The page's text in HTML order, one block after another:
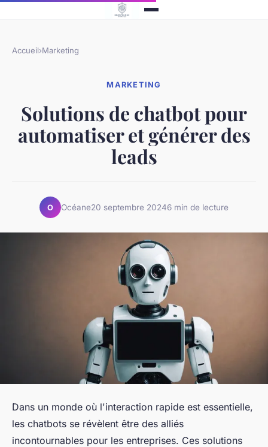
Accueil›Marketing
MARKETING
Solutions de chatbot pour
automatiser et générer des
leads
O Océane20 septembre 20246 min de lecture
Dans un monde où l'interaction rapide est essentielle,
les chatbots se révèlent être des alliés
incontournables pour les entreprises. Ces solutions